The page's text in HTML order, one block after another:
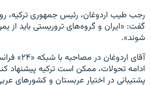
فرکانس‌ها
گزارش‌های تصویری
گزارش‌های ویدئویی
زنان فردا
English
به ما بپیوندید
رجب طيب اردوغان، رئيس جمهوری ترکيه،
گفت: «ايران و گروه‌های تروريستی باید از
شوند».
آقای اردوغان در
ادامه تحولات، ممکن است ترکيه پیشنهاد
پشتیبانی در اختیار عربستان و کشورهای